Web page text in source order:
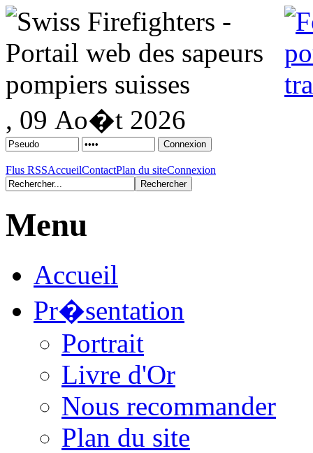
, 09 Ao�t 2026
Flus RSSAccueilContactPlan du siteConnexion
Menu
Accueil
Pr�sentation
Portrait
Livre d'Or
Nous recommander
Plan du site